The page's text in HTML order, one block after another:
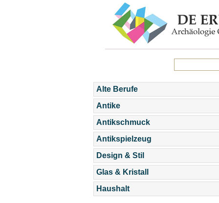
Alte Berufe
Antike
Antikschmuck
Antikspielzeug
Design & Stil
Glas & Kristall
Haushalt